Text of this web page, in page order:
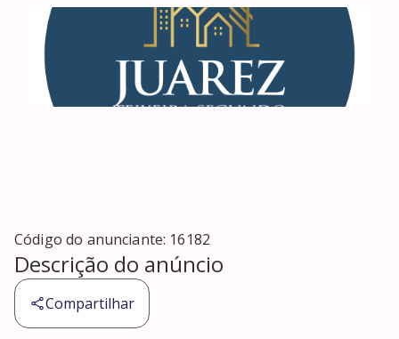
Código do anunciante: 16182
Descrição do anúncio
Compartilhar